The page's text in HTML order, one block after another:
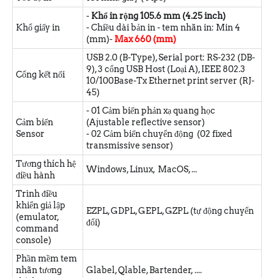
Khổ giấy in
- Khổ in rộng 105.6 mm (4.25 inch)
- Chiều dài bản in - tem nhãn in: Min 4
(mm)- Max 660 (mm)
Cổng kết nối
USB 2.0 (B-Type), Serial port: RS-232 (DB-
9), 3 cổng USB Host (Loại A), IEEE 802.3
10/100Base-Tx Ethernet print server (RJ-
45)
Cảm biến
Sensor
- 01 Cảm biến phản xạ quang học
(Ajustable reflective sensor)
- 02 Cảm biến chuyển động (02 fixed
transmissive sensor)
Tương thích hệ
điều hành
Windows, Linux, MacOS, ...
Trình điều
khiển giả lập
(emulator,
command
console)
EZPL, GDPL, GEPL, GZPL (tự động chuyển
đổi)
Phần mềm tem
nhãn tương
Glabel, Qlable, Bartender, ....